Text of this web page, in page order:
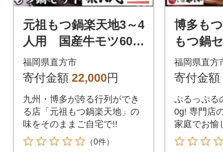
元祖もつ鍋楽天地3～4
人用 国産牛モツ600
g(醤油味)(直方市)
福岡県直方市
寄付金額 22,000円
九州・博多が誇る行列ができ
る店「元祖もつ鍋楽天地」の
味をそのままご自宅で!!
（0件）
博多も
もつ鍋
(あごだ
市)
福岡県直方
寄付金額
ぷるっぷる
0g! 専門店
家庭でお愉